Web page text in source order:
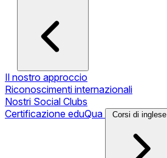
Il nostro approccio
Riconoscimenti internazionali
Nostri Social Clubs
Certificazione eduQua
Corsi di inglese